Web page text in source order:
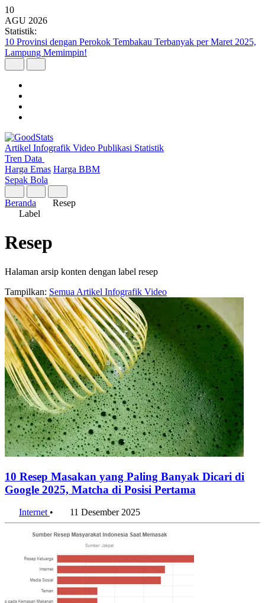
10
AGU 2026
Statistik:
10 Provinsi dengan Perokok Tembakau Terbanyak per Maret 2025,
Lampung Memimpin!
Artikel Infografik Video Publikasi Statistik
Tren Data
Harga Emas Harga BBM
Sepak Bola
Beranda
Resep
Label
Resep
Halaman arsip konten dengan label resep
Tampilkan: Semua Artikel Infografik Video
10 Resep Masakan yang Paling Banyak Dicari di
Google 2025, Matcha di Posisi Pertama
Internet • 11 Desember 2025